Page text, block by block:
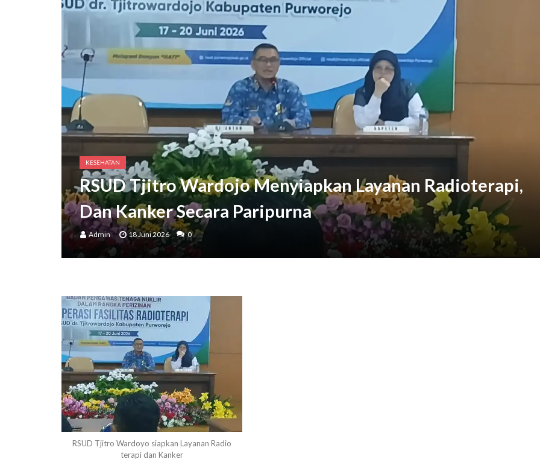
Bupati Purworejo Mengajak Masyarakat Wujudkan Lingkungan Ramah Anak Sejak Usia Dini
KESEHATAN
RSUD Tjitro Wardojo Menyiapkan Layanan Radioterapi,
Dan Kanker Secara Paripurna
Admin 18 Juni 2026 0
RSUD Tjitro Wardoyo siapkan Layanan Radio
terapi dan Kanker